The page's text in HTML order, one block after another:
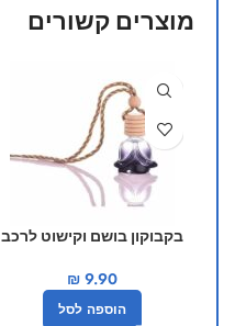
מוצרים קשורים
בקבוקון בושם וקישוט לרכב
₪9.90
הוספה לסל